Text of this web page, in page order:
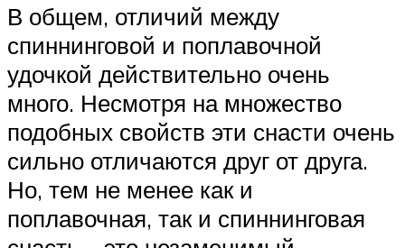
В общем, отличий между
спиннинговой и поплавочной
удочкой действительно очень
много. Несмотря на множество
подобных свойств эти снасти очень
сильно отличаются друг от друга.
Но, тем не менее как и
поплавочная, так и спиннинговая